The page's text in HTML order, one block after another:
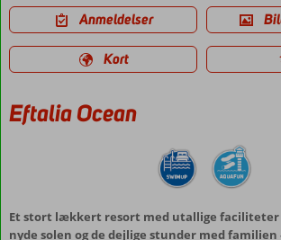
Anmeldelser
Kort
Eftalia Ocean
Et stort lækkert resort med utallige faciliteter
nyde solen og de dejlige stunder med familien